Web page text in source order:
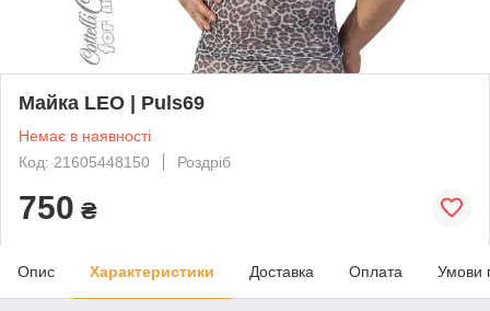
Майка LEO | Puls69
Немає в наявності
Код: 21605448150
Роздріб
750 ₴
Опис Характеристики Доставка Оплата Умови